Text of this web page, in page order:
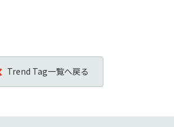
Trend Tag一覧へ戻る